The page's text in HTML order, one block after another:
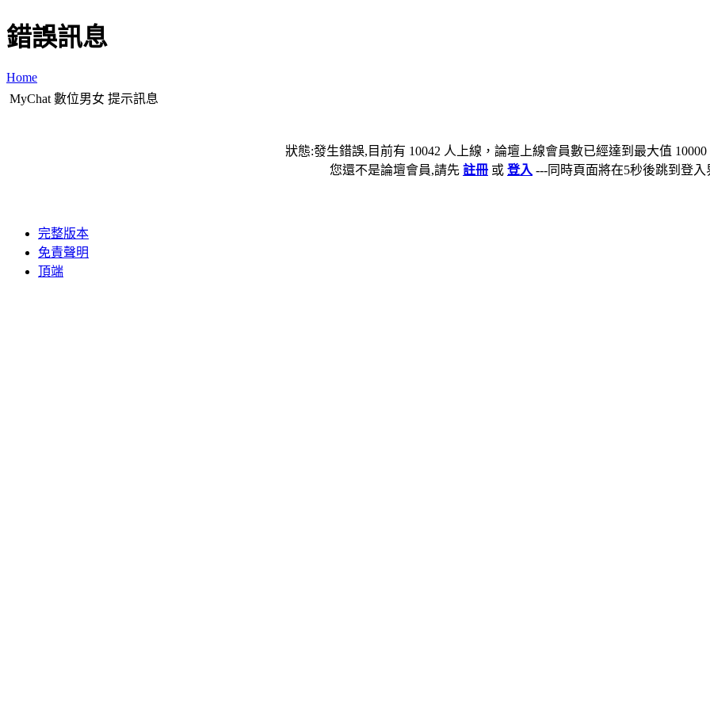
錯誤訊息
Home
MyChat 數位男女 提示訊息
狀態:發生錯誤,目前有 10042 人上線，論壇上線會員數已經達到最大值
您還不是論壇會員,請先 註冊 或 登入 ---同時頁面將在5秒後跳到登入
完整版本
免責聲明
頂端